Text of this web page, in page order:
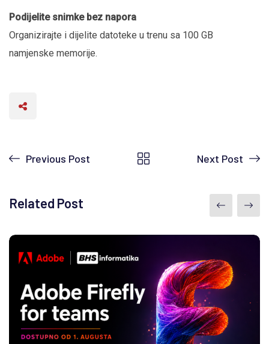
Podijelite snimke bez napora
Organizirajte i dijelite datoteke u trenu sa 100 GB
namjenske memorije.
Previous Post Next Post
Related Post